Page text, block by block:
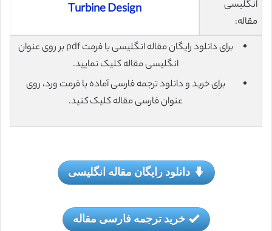
انگلیسی
مقاله:
Turbine Design
برای دانلود رایگان مقاله انگلیسی با فرمت pdf بر روی عنوان
انگلیسی مقاله کلیک نمایید.
برای خرید و دانلود ترجمه فارسی آماده با فرمت ورد، روی
عنوان فارسی مقاله کلیک کنید.
دانلود رایگان مقاله انگلیسی
خرید ترجمه فارسی مقاله